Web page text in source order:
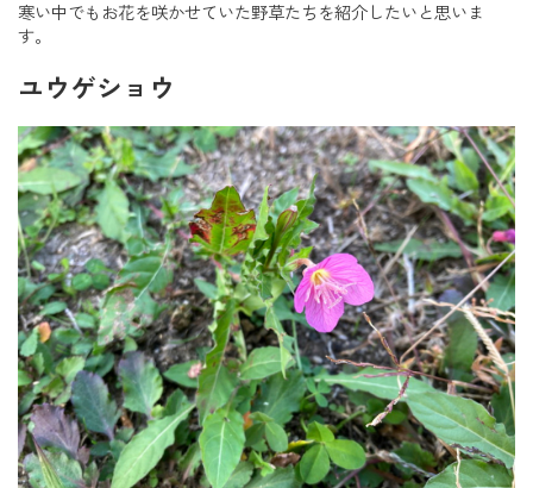
寒い中でもお花を咲かせていた野草たちを紹介したいと思いま
す。
ユウゲショウ